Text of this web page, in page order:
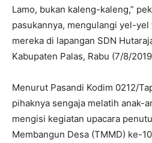
Lamo, bukan kaleng-kaleng,”
pasukannya, mengulangi yel-
mereka di lapangan SDN
Kabupaten Palas, Rabu (7/8/
Menurut Pasandi Kodim 0212/
pihaknya sengaja melatih anak-
mengisi kegiatan upacara
Membangun Desa (TMMD) ke-